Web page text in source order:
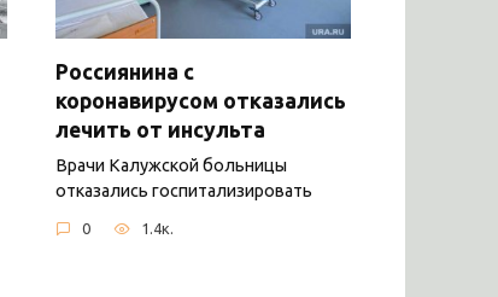
Россиянина с
коронавирусом отказались
лечить от инсульта
Врачи Калужской больницы
отказались госпитализировать
0 1.4к.